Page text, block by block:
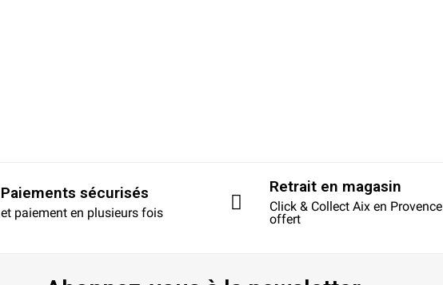
Paiements sécurisés
et paiement en plusieurs fois
Retrait en magasin
Click & Collect Aix en Provence
offert